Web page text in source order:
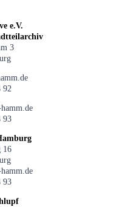
e.V.
3
92
93
16
93